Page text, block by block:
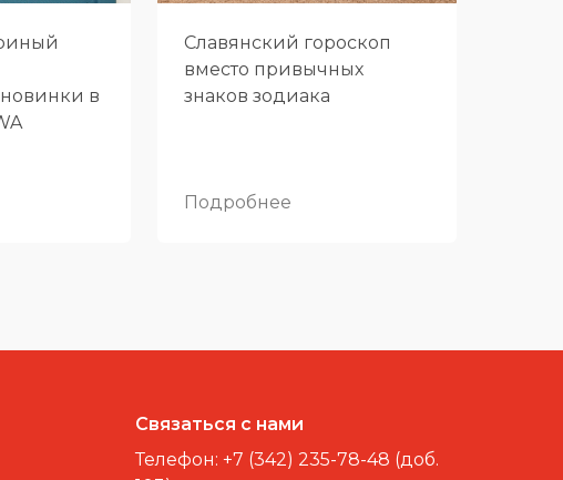
в
Славянский гороскоп
вместо привычных
знаков зодиака
Подробнее
Связаться с нами
Телефон:+7 (342) 235-78-48 (доб.